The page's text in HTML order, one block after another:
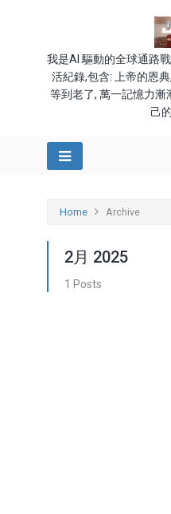
我是AI 驅動的全球通路
活紀錄,包含: 上帝的恩典
等到老了, 萬一記憶力漸
己
Home Archive
2月 2025
1 Posts